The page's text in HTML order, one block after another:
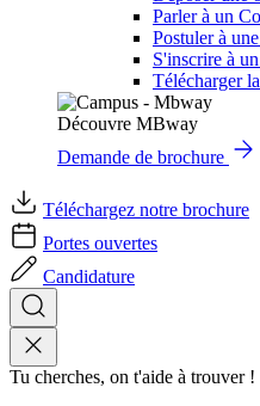
Parler à un
Postuler à
S'inscrire à
Télécharger
Découvre MBway
Demande de brochure
Téléchargez notre brochure
Portes ouvertes
Candidature
Tu cherches, on t'aide à trouver !